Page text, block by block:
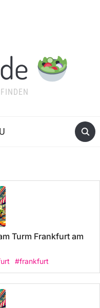
Turm Frankfurt am
#frankfurt